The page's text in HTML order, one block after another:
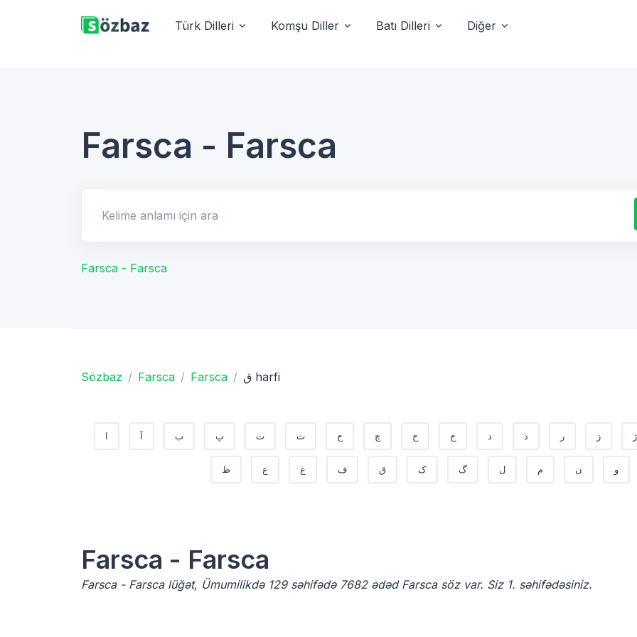
Türk Dilleri Komşu Diller Batı Dilleri Diğer
Farsca - Farsca
Farsca - Farsca
Sözbaz Farsca Farsca ق harfi
ا آ ب پ ت ث ج چ ح خ د ذ ر ز ژ
ظ ع غ ف ق ک گ ل م ن و
Farsca - Farsca
Farsca - Farsca lüğət, Ümumilikdə 129 səhifədə 7682 ədəd Farsca söz var. Siz 1. səhifədəsiniz.